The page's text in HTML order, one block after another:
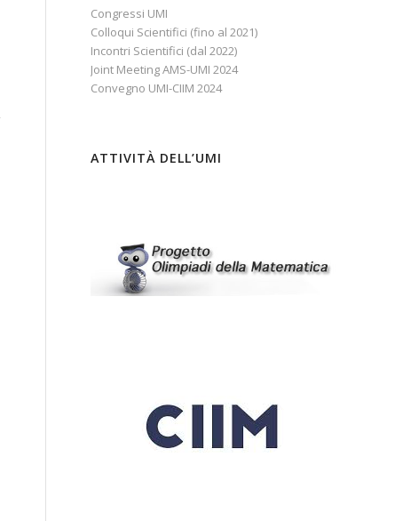
Congressi UMI
Colloqui Scientifici (fino al 2021)
Incontri Scientifici (dal 2022)
Joint Meeting AMS-UMI 2024
Convegno UMI-CIIM 2024
ATTIVITÀ DELL’UMI